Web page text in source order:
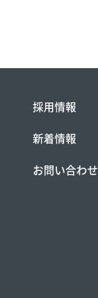
採用情報
新着情報
お問い合わせ